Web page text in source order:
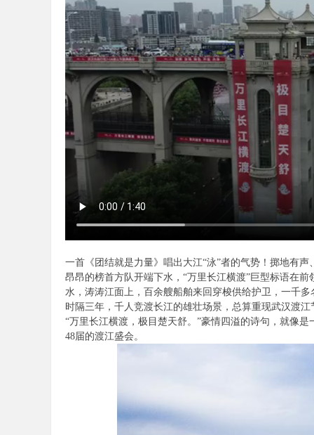
一首《团结就是力量》唱出大江“泳”者的气势！掷地有
昂昂的榜首方队开端下水，“万里长江横渡”巨型标语在
水，涛涛江面上，百余艘船舶来回穿梭供给护卫，一千多
时隔三年，千人竞渡长江的雄壮场景，总算重现武汉渡江
“万里长江横渡，极目楚天舒。”豪情四溢的诗句，就像
48届的渡江盛会。